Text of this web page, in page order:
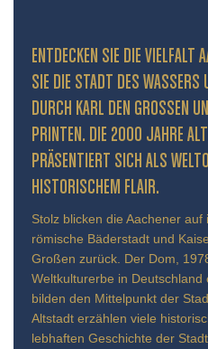
ENTDECKEN SIE DIE VIELFALT
IE DIE STADT DES WASSERS
URCH KARL DEN GROSSEN
INTEN. DIE 2000 JAHRE ALTE
ÄSENTIERT SICH ALS
TORISCHEM FLAIR.
Stolz blicken die Aachener
römische Bäderstadt und
Großen zurück. Der Dom,
Weltkulturerbe in
bilden den Mittelpunkt der
Altstadt erzählen viele
lebhaften Geschichte der